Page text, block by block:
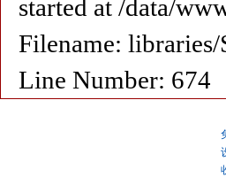
started at /data/
Filename: libraries/
Line Number: 674